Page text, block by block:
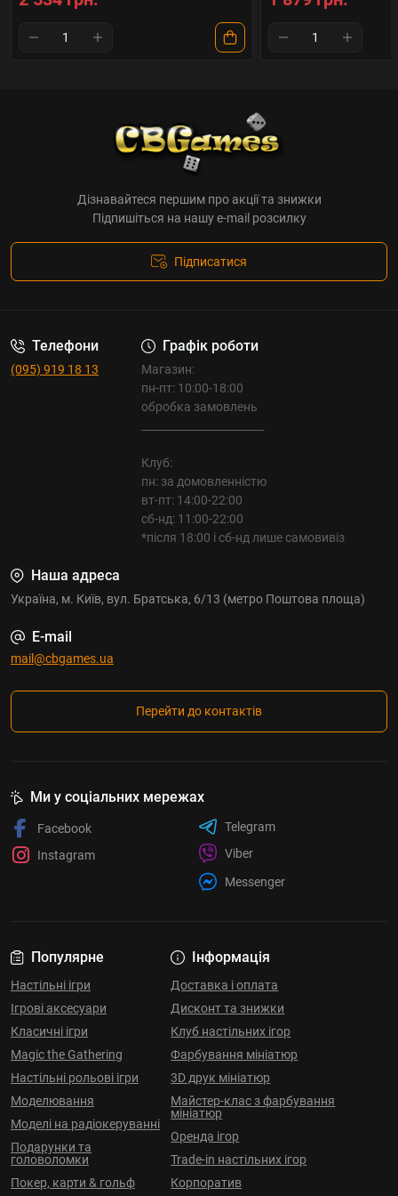
Дізнавайтеся першим про акції та знижки
Підпишіться на нашу e-mail розсилку
Підписатися
Телефони
(095) 919 18 13
Графік роботи
Магазин:
пн-пт: 10:00-18:00
обробка замовлень
Клуб:
пн: за домовленністю
вт-пт: 14:00-22:00
сб-нд: 11:00-22:00
*після 18:00 і сб-нд лише самовивіз
Наша адреса
Україна, м. Київ, вул. Братська, 6/13 (метро Поштова площа)
E-mail
mail@cbgames.ua
Перейти до контактів
Популярне
Настільні ігри
Ігрові аксесуари
Класичні ігри
Magic the Gathering
Настільні рольові ігри
Моделювання
Моделі на радіокеруванні
Подарунки та
головоломки
Покер, карти & гольф
Інформація
Доставка і оплата
Дисконт та знижки
Клуб настільних ігор
Фарбування мініатюр
3D друк мініатюр
Майстер-клас з фарбування
мініатюр
Оренда ігор
Trade-in настільних ігор
Корпоратив
Ми у соціальних мережах
Facebook
Instagram
Telegram
Viber
Messenger